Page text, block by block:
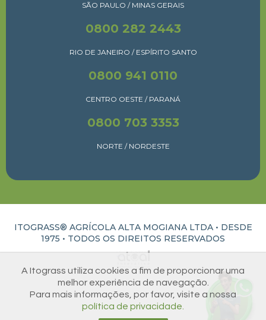
SÃO PAULO / MINAS GERAIS
0800 282 2443
RIO DE JANEIRO / ESPÍRITO SANTO
0800 941 0110
CENTRO OESTE / PARANÁ
0800 703 3353
NORTE / NORDESTE
ITOGRASS® AGRÍCOLA ALTA MOGIANA LTDA • DESDE
1975 • TODOS OS DIREITOS RESERVADOS
A Itograss utiliza cookies a fim de proporcionar uma
melhor experiência de navegação.
Para mais informações, por favor, visite a nossa
política de privacidade.